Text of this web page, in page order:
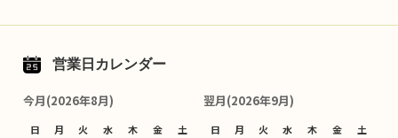
営業日カレンダー
今月(2026年8月)
日 月 火 水 木 金 土
翌月(2026年9月)
日 月 火 水 木 金 土